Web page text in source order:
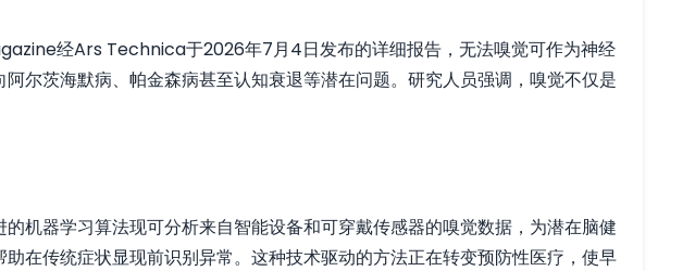
经Ars Technica于2026年7月4日发布的详细报告，无法嗅觉可作为神经
尔茨海默病、帕金森病甚至认知衰退等潜在问题。研究人员强调，嗅觉不仅是
机器学习算法现可分析来自智能设备和可穿戴传感器的嗅觉数据，为潜在脑健
在传统症状显现前识别异常。这种技术驱动的方法正在转变预防性医疗，使早